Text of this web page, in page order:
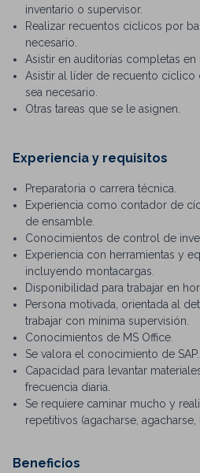
inventario o supervisor.
Realizar recuentos cíclicos por
necesario.
Asistir en auditorías completas en
Asistir al líder de recuento cíclico
sea necesario.
Otras tareas que se le asignen.
Experiencia y requisitos
Preparatoria o carrera técnica.
Experiencia como contador de
de ensamble.
Conocimientos de control de
Experiencia con herramientas y
incluyendo montacargas.
Disponibilidad para trabajar en
Persona motivada, orientada al
trabajar con mínima supervisión.
Conocimientos de MS Office.
Se valora el conocimiento de SAP.
Capacidad para levantar
frecuencia diaria.
Se requiere caminar mucho y
repetitivos (agacharse,
Beneficios